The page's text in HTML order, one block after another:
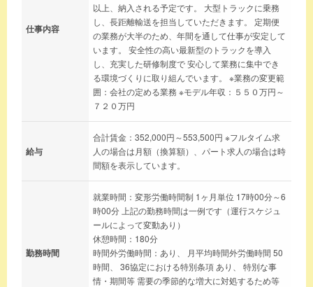
仕事内容
以上、納入される予定です。 大型トラックに乗務
し、長距離輸送を担当していただきます。 定期便
の業務が大半のため、年間を通して仕事が安定して
います。 安全性の高い最新型のトラックを導入
し、充実した研修制度で 安心して業務に集中でき
る環境づくりに取り組んでいます。 ※業務の変更範
囲：会社の定める業務 ※モデル年収：５５０万円～
７２０万円
給与
合計賃金：352,000円～553,500円 ※フルタイム求
人の場合は月額（換算額）、パート求人の場合は時
間額を表示しています。
勤務時間
就業時間：変形労働時間制 1ヶ月単位 17時00分～6
時00分 上記の勤務時間は一例です（運行スケジュ
ールによって変動あり）
休憩時間：180分
時間外労働時間：あり、 月平均時間外労働時間 50
時間、 36協定における特別条項 あり、 特別な事
情・期間等 需要の季節的な増大に対処するため等